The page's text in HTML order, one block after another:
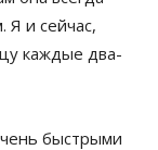
Я и сейчас,
каждые два-
быстрыми